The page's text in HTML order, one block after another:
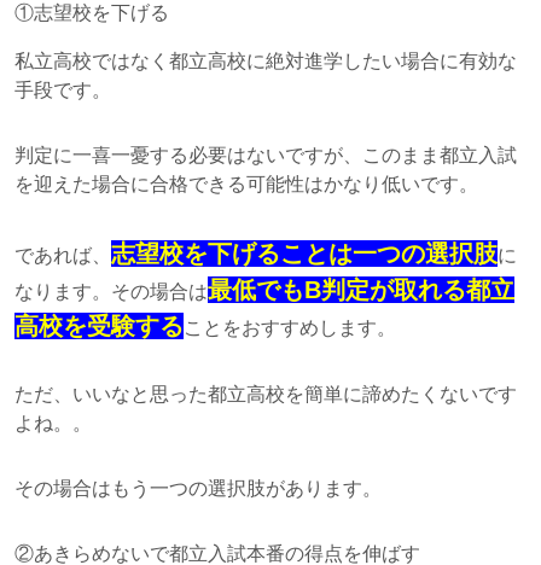
①志望校を下げる
私立高校ではなく都立高校に絶対進学したい場合に有効な
手段です。
判定に一喜一憂する必要はないですが、このまま都立入試
を迎えた場合に合格できる可能性はかなり低いです。
であれば、 志望校を下げることは一つの選択肢に
なります。その場合は最低でもB判定が取れる都立
高校を受験することをおすすめします。
ただ、いいなと思った都立高校を簡単に諦めたくないです
よね。。
その場合はもう一つの選択肢があります。
②あきらめないで都立入試本番の得点を伸ばす